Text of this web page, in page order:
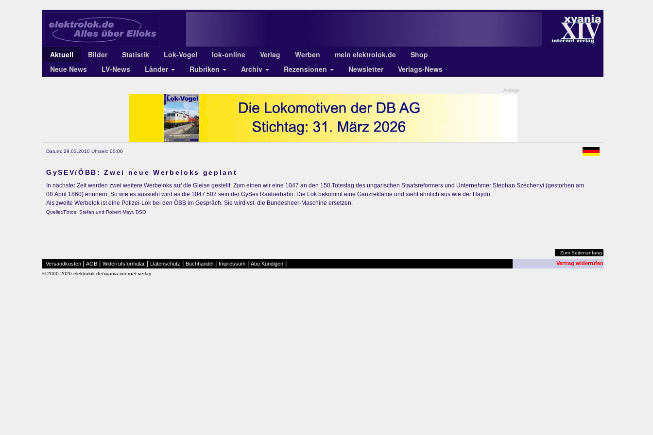
Aktuell Bilder Statistik Lok-Vogel lok-online Verlag Werben mein elektrolok.de
Shop
Neue News
LV-News Länder Rubriken Archiv Rezensionen Newsletter Verlags-News
Anzeige
Datum: 29.03.2010 Uhrzeit: 00:00
GySEV/ÖBB: Zwei neue Werbeloks geplant
In nächster Zeit werden zwei weitere Werbeloks auf die Gleise gestellt: Zum einen wir eine 1047 an den 150.Totestag des ungarischen Staatsreformers und Unternehmer Stephan Széchenyi (gestorben am
08.April 1860) erinnern. So wie es aussieht wird es die 1047 502 sein der GySev Raaberbahn. Die Lok bekommt eine Ganzreklame und sieht ähnlich aus wie der Haydn.
Als zweite Werbelok ist eine Polizei-Lok bei den ÖBB im Gespräch. Sie wird vsl. die Bundesheer-Maschine ersetzen.
Quelle:/Fotos: Stefan und Robert Mayr, DSO
Zum Seitenanfang
Versandkosten AGB Widerrufsformular Datenschutz Buchhandel Impressum Abo Kündigen Vertrag widerrufen
© 2000-2026 elektrolok.de/xyania internet verlag